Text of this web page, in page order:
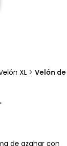
XL > Velón de
de azahar con